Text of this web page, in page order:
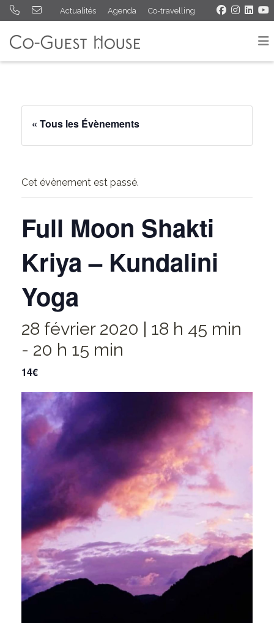
Actualités Agenda Co-travelling
« Tous les Évènements
Cet évènement est passé.
Full Moon Shakti
Kriya – Kundalini
Yoga
28 février 2020 | 18 h 45 min
- 20 h 15 min
14€